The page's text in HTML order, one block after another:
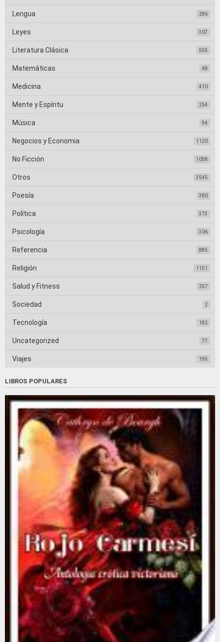
Lengua 286
Leyes 307
Literatura Clásica 555
Matemáticas 48
Medicina 410
Mente y Espíritu 254
Música 94
Negocios y Economia 1120
No Ficción 1058
Otros 3545
Poesía 380
Política 373
Psicología 306
Referencia 885
Religión 1151
Salud y Fitness 257
Sociedad 2
Tecnología 182
Uncategorized 77
Viajes 195
LIBROS POPULARES